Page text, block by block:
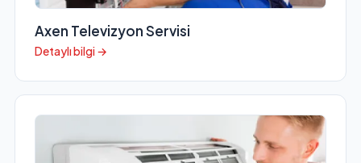
Axen Televizyon Servisi
Detaylı bilgi →